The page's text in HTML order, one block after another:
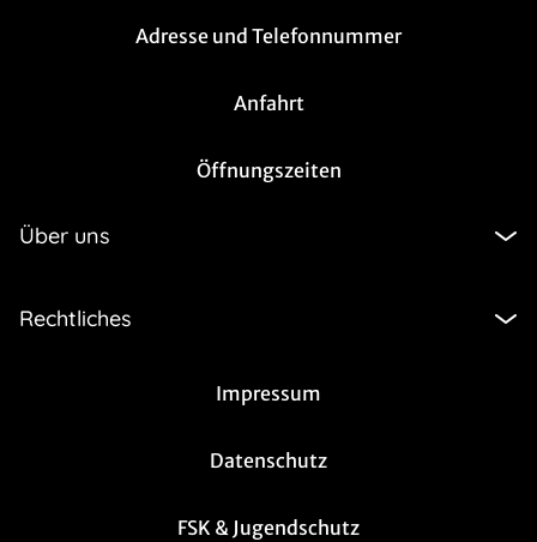
Adresse und Telefonnummer
Anfahrt
Öffnungszeiten
Über uns
Rechtliches
Impressum
Datenschutz
FSK & Jugendschutz